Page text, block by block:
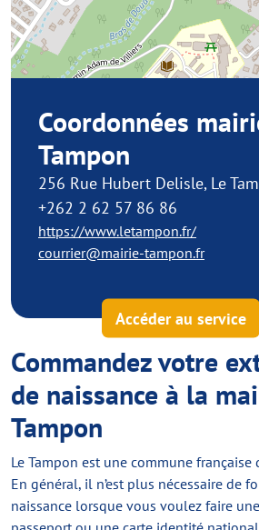
Coordonnées
Tampon
256 Rue Hubert Delisle, Le
+262 2 62 57 86 86
https://www.letampon.fr/
courrier@mairie-tampon.fr
Accéder au service
Commandez votre
de naissance à la
Tampon
Le Tampon est une commune française
En général, il n’est plus nécessaire de
naissance lorsque vous voulez faire